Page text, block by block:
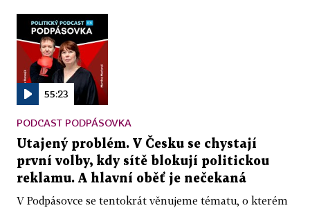
55:23
PODCAST PODPÁSOVKA
Utajený problém. V Česku se chystají
první volby, kdy sítě blokují politickou
reklamu. A hlavní oběť je nečekaná
V Podpásovce se tentokrát věnujeme tématu, o kterém